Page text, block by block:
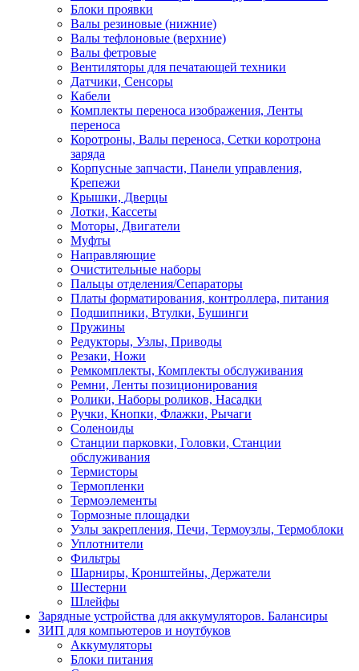
Блоки проявки
Валы резиновые (нижние)
Валы тефлоновые (верхние)
Валы фетровые
Вентиляторы для печатающей техники
Датчики, Сенсоры
Кабели
Комплекты переноса изображения, Ленты
переноса
Коротроны, Валы переноса, Сетки коротрона
заряда
Корпусные запчасти, Панели управления,
Крепежи
Крышки, Дверцы
Лотки, Кассеты
Моторы, Двигатели
Муфты
Направляющие
Очистительные наборы
Пальцы отделения/Сепараторы
Платы форматирования, контроллера, питания
Подшипники, Втулки, Бушинги
Пружины
Редукторы, Узлы, Приводы
Резаки, Ножи
Ремкомплекты, Комплекты обслуживания
Ремни, Ленты позиционирования
Ролики, Наборы роликов, Насадки
Ручки, Кнопки, Флажки, Рычаги
Соленоиды
Станции парковки, Головки, Станции
обслуживания
Термисторы
Термопленки
Термоэлементы
Тормозные площадки
Узлы закрепления, Печи, Термоузлы, Термоблоки
Уплотнители
Фильтры
Шарниры, Кронштейны, Держатели
Шестерни
Шлейфы
Зарядные устройства для аккумуляторов. Балансиры
ЗИП для компьютеров и ноутбуков
Аккумуляторы
Блоки питания